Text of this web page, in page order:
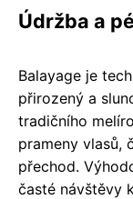
Údržba a
Balayage je
přirozený a
tradičního
prameny vlasů,
přechod.
časté návštěvy